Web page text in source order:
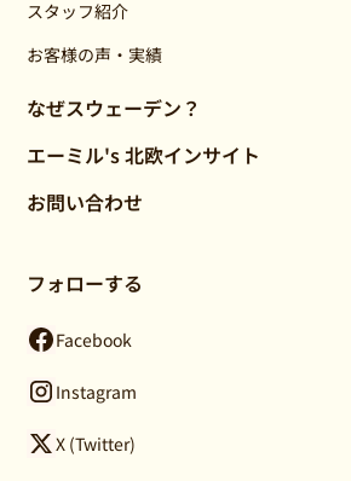
スタッフ紹介
お客様の声・実績
なぜスウェーデン？
エーミル's 北欧インサイト
お問い合わせ
フォローする
Facebook
Instagram
X (Twitter)